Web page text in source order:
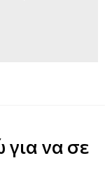
για να σε